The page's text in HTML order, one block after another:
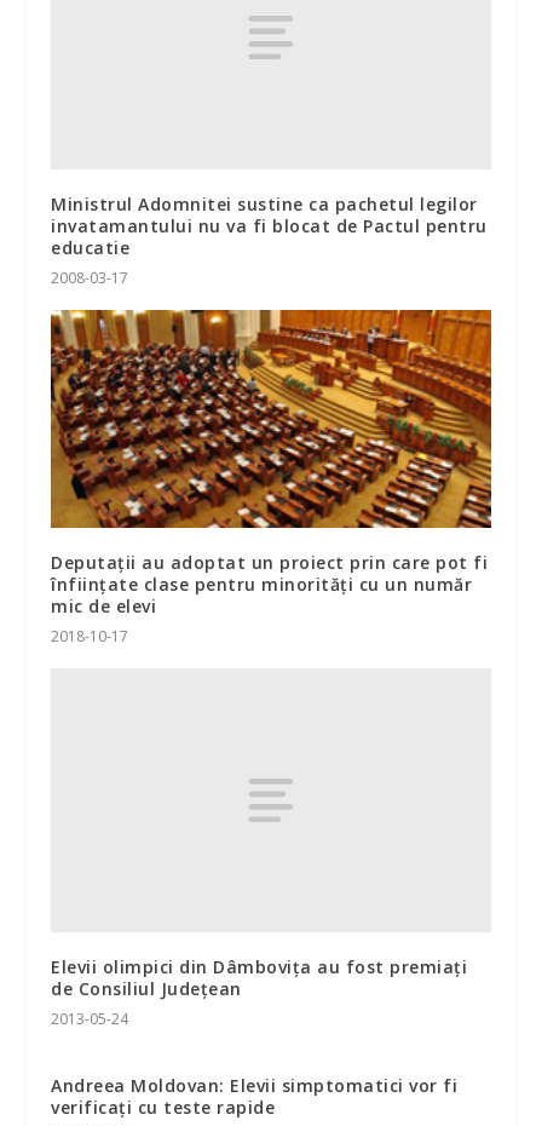
Ministrul Adomnitei sustine ca pachetul legilor
invatamantului nu va fi blocat de Pactul pentru
educatie
2008-03-17
Deputaţii au adoptat un proiect prin care pot fi
înfiinţate clase pentru minorităţi cu un număr
mic de elevi
2018-10-17
Elevii olimpici din Dâmboviţa au fost premiaţi
de Consiliul Judeţean
2013-05-24
Andreea Moldovan: Elevii simptomatici vor fi
verificaţi cu teste rapide